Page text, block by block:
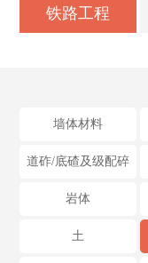
铁路工程
墙体材料
道砟/底碴及级配碎
岩体
土